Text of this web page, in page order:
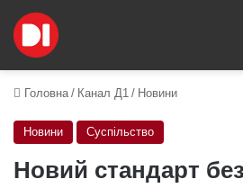
Головна / Канал Д1 / Новини
Новини Суспільство
Новий стандарт